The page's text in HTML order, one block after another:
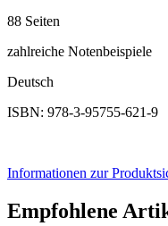
88 Seiten
zahlreiche Notenbeispiele
Deutsch
ISBN: 978-3-95755-621-9
Informationen zur
Empfohlene